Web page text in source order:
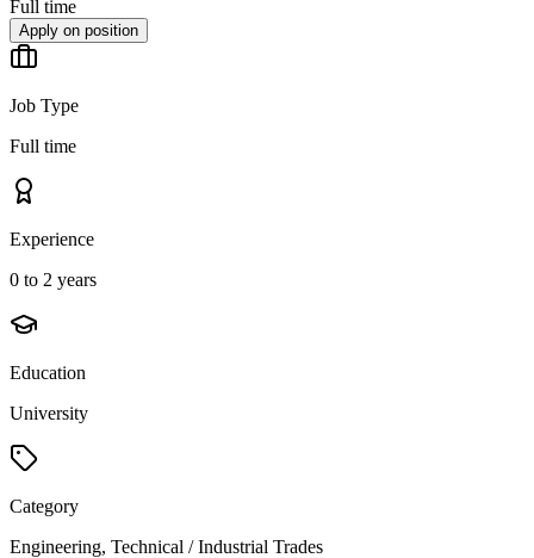
Full time
Apply on position
Job Type
Full time
Experience
0 to 2 years
Education
University
Category
Engineering, Technical / Industrial Trades